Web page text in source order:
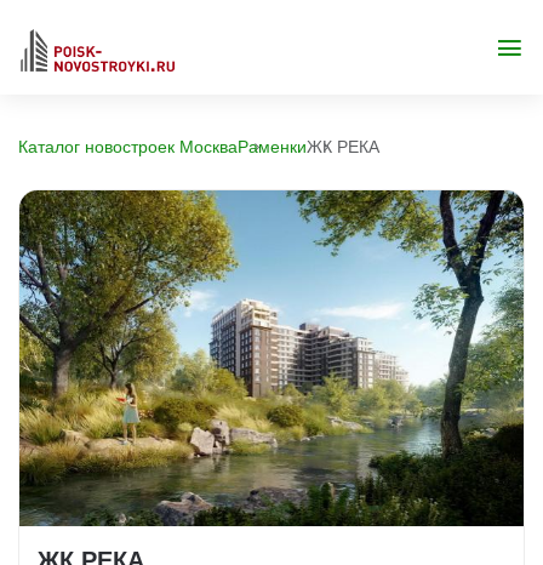
Каталог новостроек МоскваРаменкиЖК РЕКА